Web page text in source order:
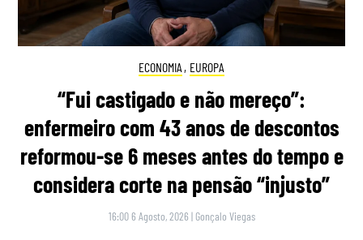
ECONOMIA , EUROPA
“Fui castigado e não mereço”:
enfermeiro com 43 anos de descontos
reformou-se 6 meses antes do tempo e
considera corte na pensão “injusto”
16:00 6 Agosto, 2026 | Gonçalo Viegas